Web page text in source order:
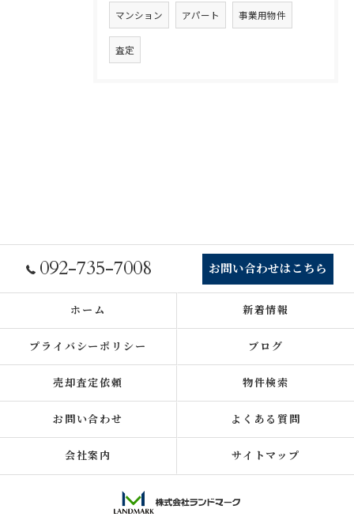
マンション アパート 事業用物件
査定
092-735-7008 お問い合わせはこちら
ホーム 新着情報
プライバシーポリシー ブログ
売却査定依頼 物件検索
お問い合わせ よくある質問
会社案内 サイトマップ